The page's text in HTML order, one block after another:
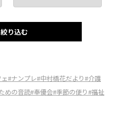
絞り込む
#ナンプレ#中村橋花だより#介護
めの音読#奉優会#季節の便り#福祉